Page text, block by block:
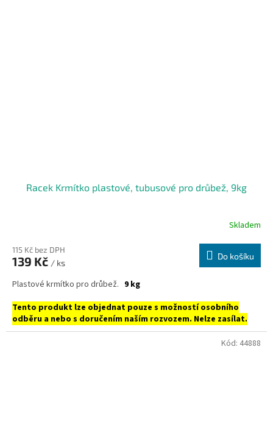
Racek Krmítko plastové, tubusové pro drůbež, 9kg
Skladem
115 Kč bez DPH
139 Kč / ks
Do košíku
Plastové krmítko pro drůbež. 9 kg
Tento produkt lze objednat pouze s možností osobního
odběru a nebo s doručením naším rozvozem. Nelze zasílat.
Kód: 44888